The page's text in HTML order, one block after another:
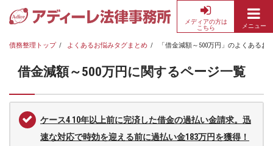
務
理・
金
メディアの方は
こちら
メニュー
債務整理トップ よくあるお悩みタグまとめ 「借金減額～500万円」のよくあるお
借金減額～500万円に関するページ一覧
ケース4 10年以上前に完済した借金の過払い金請求。迅
速な対応で時効を迎える前に過払い金183万円を獲得！